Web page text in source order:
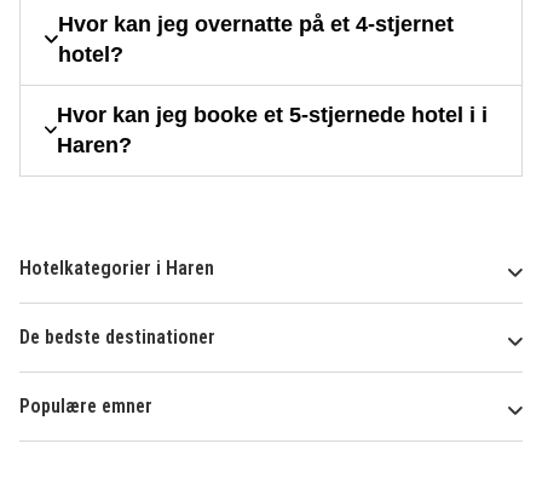
Hvor kan jeg overnatte på et 4-stjernet
hotel?
Hvor kan jeg booke et 5-stjernede hotel i i
Haren?
Hotelkategorier i Haren
De bedste destinationer
Populære emner